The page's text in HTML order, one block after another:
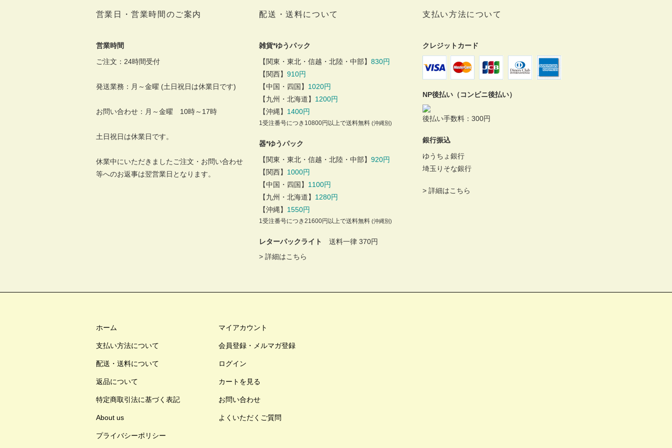
営業日・営業時間のご案内
営業時間
ご注文：24時間受付
発送業務：月～金曜 (土日祝日は休業日です)
お問い合わせ：月～金曜 10時～17時
土日祝日は休業日です。
休業中にいただきましたご注文・お問い合わせ
等へのお返事は翌営業日となります。
配送・送料について
雑貨*ゆうパック
【関東・東北・信越・北陸・中部】830円
【関西】910円
【中国・四国】 1020円
【九州・北海道】 1200円
【沖縄】 1400円
1受注番号につき10800円以上で送料無料 (沖縄別)
器*ゆうパック
【関東・東北・信越・北陸・中部】920円
【関西】 1000円
【中国・四国】 1100円
【九州・北海道】 1280円
【沖縄】 1550円
1受注番号につき21600円以上で送料無料 (沖縄別)
レターパックライト送料一律 370円
>詳細はこちら
支払い方法について
クレジットカード
NP後払い（コンビニ後払い）
後払い手数料：300円
銀行振込
ゆうちょ銀行
埼玉りそな銀行
>詳細はこちら
ホーム
支払い方法について
配送・送料について
返品について
特定商取引法に基づく表記
About us
プライバシーポリシー
マイアカウント
会員登録・メルマガ登録
ログイン
カートを見る
お問い合わせ
よくいただくご質問